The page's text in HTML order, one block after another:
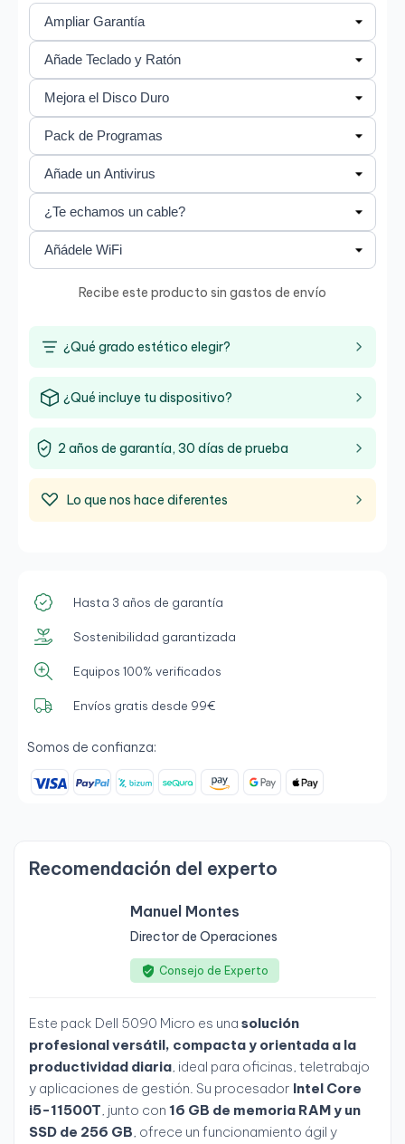
Recibe este producto sin gastos de envío
¿Qué grado estético elegir?
¿Qué incluye tu dispositivo?
2 años de garantía, 30 días de prueba
Lo que nos hace diferentes
Hasta 3 años de garantía
Sostenibilidad garantizada
Equipos 100% verificados
Envíos gratis desde 99€
Somos de confianza:
Recomendación del experto
Manuel Montes
Director de Operaciones
Consejo de Experto
Este pack Dell 5090 Micro es una solución
profesional versátil, compacta y orientada a la
productividad diaria, ideal para oficinas, teletrabajo
y aplicaciones de gestión. Su procesador Intel Core
i5-11500T, junto con 16 GB de memoria RAM y un
SSD de 256 GB, ofrece un funcionamiento ágil y